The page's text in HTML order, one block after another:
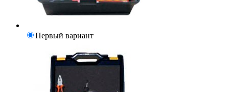
Первый вариант